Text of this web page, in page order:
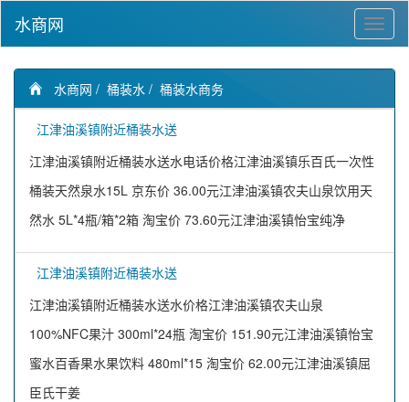
水商网
水商网 / 桶装水 / 桶装水商务
江津油溪镇附近桶装水送
江津油溪镇附近桶装水送水电话价格江津油溪镇乐百氏一次性
桶装天然泉水15L 京东价 36.00元江津油溪镇农夫山泉饮用天
然水 5L*4瓶/箱*2箱 淘宝价 73.60元江津油溪镇怡宝纯净
江津油溪镇附近桶装水送
江津油溪镇附近桶装水送水价格江津油溪镇农夫山泉
100%NFC果汁 300ml*24瓶 淘宝价 151.90元江津油溪镇怡宝
蜜水百香果水果饮料 480ml*15 淘宝价 62.00元江津油溪镇屈
臣氏干姜